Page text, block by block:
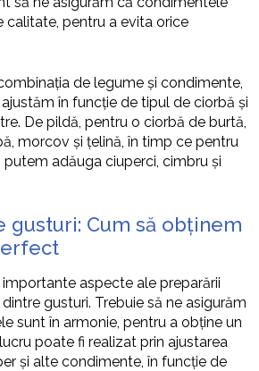
calitate, pentru a evita orice
de legume și condimente,
în funcție de tipul de ciorbă și
De pildă, pentru o ciorbă de burtă,
morcov și țelină, în timp ce pentru
adăuga ciuperci, cimbru și
gusturi: Cum să obținem
aspecte ale preparării
gusturi. Trebuie să ne asigurăm
sunt în armonie, pentru a obține un
poate fi realizat prin ajustarea
și alte condimente, în funcție de